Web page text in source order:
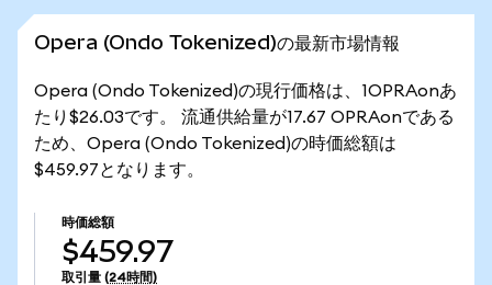
Opera (Ondo Tokenized)の最新市場情報
Opera (Ondo Tokenized)の現行価格は、1OPRAonあ
たり$26.03です。 流通供給量が17.67 OPRAonである
ため、Opera (Ondo Tokenized)の時価総額は
$459.97となります。
時価総額
$459.97
取引量 (24時間)